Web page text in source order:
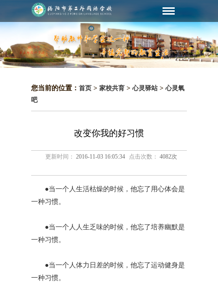
您当前的位置： 首页 > 家校共育 >心灵驿站>心灵氧
吧
改变你我的好习惯
更新时间： 2016-11-03 16:05:34 点击次数： 4082次
●当一个人生活枯燥的时候，他忘了用心体会是
一种习惯。
●当一个人人生乏味的时候，他忘了培养幽默是
一种习惯。
●当一个人体力日差的时候，他忘了运动健身是
一种习惯。